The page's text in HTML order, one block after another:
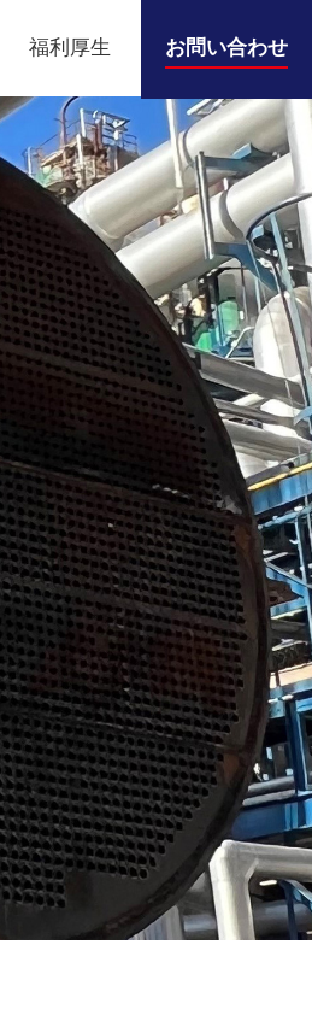
福利厚生 お問い合わせ